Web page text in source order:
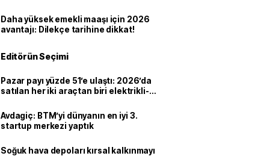
Daha yüksek emekli maaşı için 2026
avantajı: Dilekçe tarihine dikkat!
Editörün Seçimi
Pazar payı yüzde 51’e ulaştı: 2026’da
satılan her iki araçtan biri elektrikli-
Avdagiç: BTM’yi dünyanın en iyi 3.
startup merkezi yaptık
Soğuk hava depoları kırsal kalkınmayı